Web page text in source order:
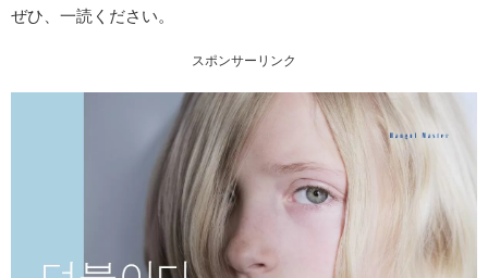
ぜひ、一読ください。
スポンサーリンク